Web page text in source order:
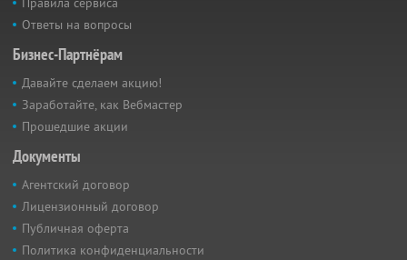
Ответы на вопросы
Бизнес-Партнёрам
Давайте сделаем акцию!
Заработайте, как Вебмастер
Прошедшие акции
Документы
Агентский договор
Лицензионный договор
Публичная оферта
Политика конфиденциальности